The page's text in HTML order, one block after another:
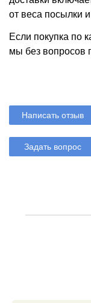
от веса посылки
Если покупка по
мы без вопросов
Написать отзыв
Задать вопрос